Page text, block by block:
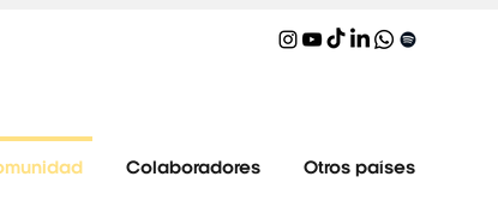
Colaboradores Otros países